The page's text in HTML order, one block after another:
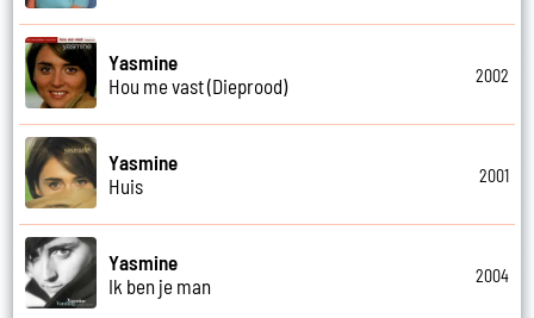
Yasmine
Hou me vast (Dieprood)
2002
Yasmine
Huis
2001
Yasmine
Ik ben je man
2004